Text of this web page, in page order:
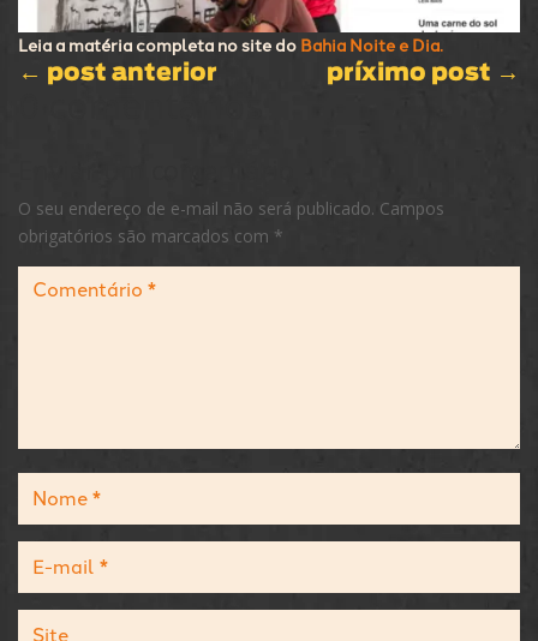
Leia a matéria completa no site do Bahia Noite e Dia.
← post anterior príximo post →
O seu endereço de e-mail não será publicado. Campos
obrigatórios são marcados com *